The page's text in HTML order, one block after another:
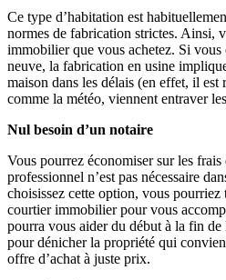
Ce type d’habitation est
normes de fabrication strictes. Ainsi,
immobilier que vous achetez. Si
neuve, la fabrication en usine
maison dans les délais (en effet, il est
comme la météo, viennent entraver
Nul besoin d’un notaire
Vous pourrez économiser sur les
professionnel n’est pas nécessaire
choisissez cette option, vous pourriez
courtier immobilier pour vous
pourra vous aider du début à la fin
pour dénicher la propriété qui
offre d’achat à juste prix.